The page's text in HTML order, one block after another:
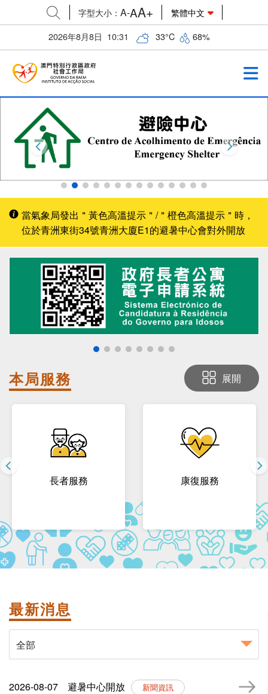
字型大小： A-AA+
繁體中文
2026年8月8日 10:31 33°C 68%
當氣象局發出＂黃色高溫提示＂/＂橙色高溫提示＂時，
位於青洲東街34號青洲大廈E1的避暑中心會對外開放
本局服務 展開
長者服務 康復服務
最新消息
全部
2026-08-07 避暑中心開放 新聞資訊